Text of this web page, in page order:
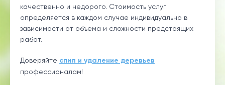
качественно и недорого. Стоимость услуг
определяется в каждом случае индивидуально в
зависимости от объема и сложности предстоящих
работ.
Доверяйте спил и удаление деревьев
профессионалам!